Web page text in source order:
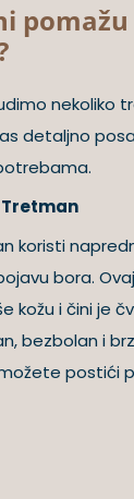
nekoliko
detaljno
Tretman
koristi
bora.
kožu i čini je
bezbolan i
postići